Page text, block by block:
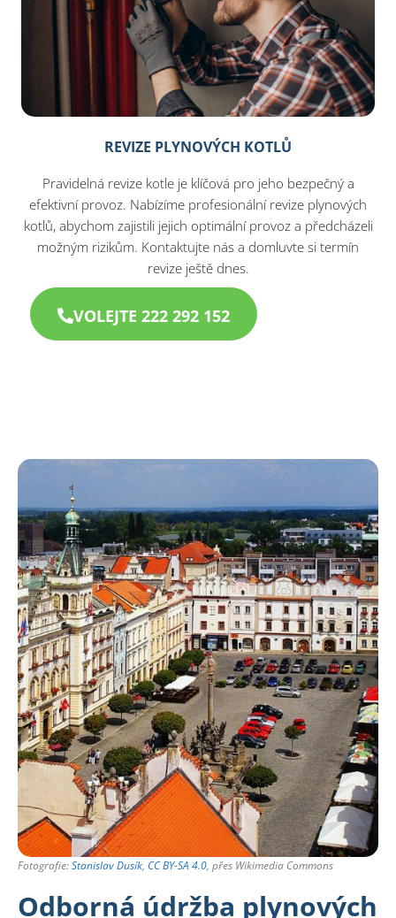
REVIZE PLYNOVÝCH KOTLŮ
Pravidelná revize kotle je klíčová pro jeho bezpečný a
efektivní provoz. Nabízíme profesionální revize plynových
kotlů, abychom zajistili jejich optimální provoz a předcházeli
možným rizikům. Kontaktujte nás a domluvte si termín
revize ještě dnes.
VOLEJTE 222 292 152
Fotografie:Stanislav Dusík, CC BY-SA 4.0, přes Wikimedia Commons
Odborná údržba plynových